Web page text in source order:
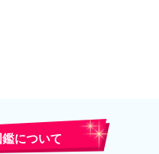
について